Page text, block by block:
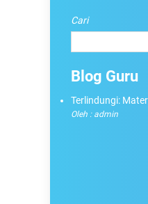
Cari
Blog Guru
Terlindungi:
Oleh : admin